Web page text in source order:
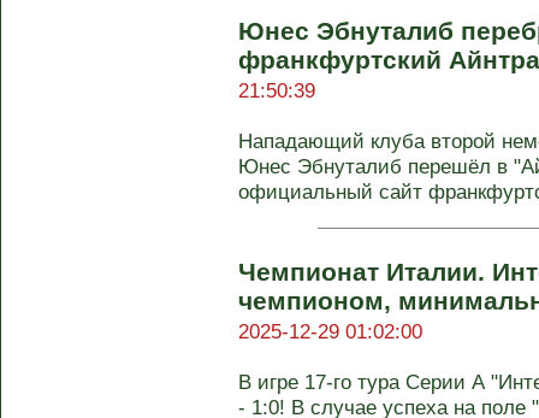
Юнес Эбнуталиб
франкфуртский
21:50:39
Нападающий клуба второй
Юнес Эбнуталиб перешёл в
официальный сайт
Чемпионат Италии.
чемпионом,
2025-12-29 01:02:00
В игре 17-го тура Серии А
- 1:0! В случае успеха на поле